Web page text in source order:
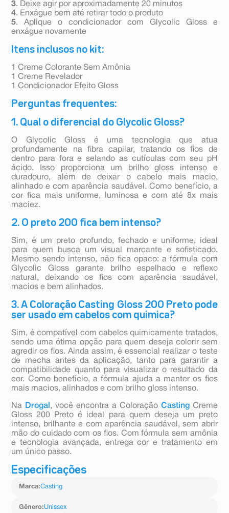
3. Deixe agir por aproximadamente 20 minutos
4. Enxágue bem até retirar todo o produto
5. Aplique o condicionador com Glycolic Gloss e
enxágue novamente
Itens inclusos no kit:
1 Creme Colorante Sem Amônia
1 Creme Revelador
1 Condicionador Efeito Gloss
Perguntas frequentes:
1. Qual o diferencial do Glycolic Gloss?
O Glycolic Gloss é uma tecnologia que atua
profundamente na fibra capilar, tratando os fios de
dentro para fora e selando as cutículas com seu pH
ácido. Isso proporciona um brilho gloss intenso e
duradouro, além de deixar o cabelo mais macio,
alinhado e com aparência saudável. Como benefício, a
cor fica mais uniforme, luminosa e com até 8x mais
maciez.
2. O preto 200 fica bem intenso?
Sim, é um preto profundo, fechado e uniforme, ideal
para quem busca um visual marcante e sofisticado.
Mesmo sendo intenso, não fica opaco: a fórmula com
Glycolic Gloss garante brilho espelhado e reflexo
natural, deixando os fios com aparência saudável,
macios e bem alinhados.
3. A Coloração Casting Gloss 200 Preto pode
ser usado em cabelos com química?
Sim, é compatível com cabelos quimicamente tratados,
sendo uma ótima opção para quem deseja colorir sem
agredir os fios. Ainda assim, é essencial realizar o teste
de mecha antes da aplicação, tanto para garantir a
compatibilidade quanto para visualizar o resultado da
cor. Como benefício, a fórmula ajuda a manter os fios
mais macios, alinhados e com brilho gloss intenso.
Na Drogal , você encontra a Coloração CastingCreme
Gloss 200 Preto é ideal para quem deseja um preto
intenso, brilhante e com aparência saudável, sem abrir
mão do cuidado com os fios. Com fórmula sem amônia
e tecnologia avançada, entrega cor e tratamento em
um único passo.
Especificações
Marca:Casting
Gênero:Unissex